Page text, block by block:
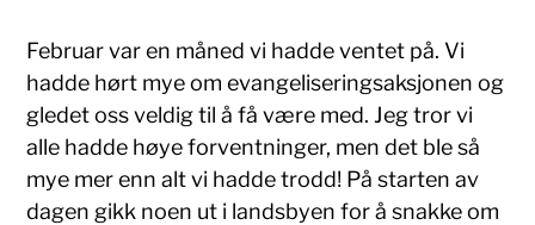
Februar var en måned vi hadde ventet på. Vi
hadde hørt mye om evangeliseringsaksjonen og
gledet oss veldig til å få være med. Jeg tror vi
alle hadde høye forventninger, men det ble så
mye mer enn alt vi hadde trodd! På starten av
dagen gikk noen ut i landsbyen for å snakke om